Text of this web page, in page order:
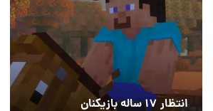
انتظار ۱۷ ساله بازیکنان